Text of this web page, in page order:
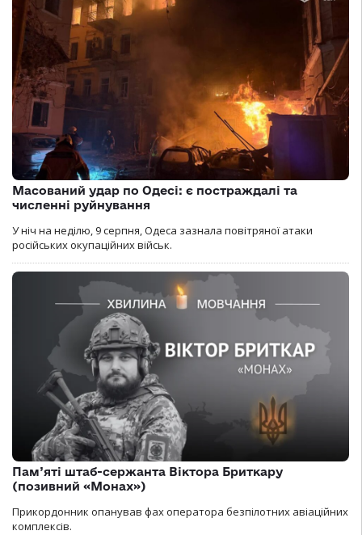
Масований удар по Одесі: є постраждалі та
численні руйнування
У ніч на неділю, 9 серпня, Одеса зазнала повітряної атаки
російських окупаційних військ.
Пам’яті штаб-сержанта Віктора Бриткару
(позивний «Монах»)
Прикордонник опанував фах оператора безпілотних авіаційних
комплексів.